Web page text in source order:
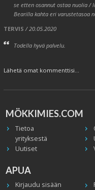
se etten osannut ostaa nuolia /
Bearilla kahta eri varustetasoa
TERVIS / 20.05.2020
Todella hyvä palvelu.
Lähetä omat kommenttisi...
MÖKKIMIES.COM
Tietoa
yrityksestä
Uutiset
APUA
Kirjaudu sisään